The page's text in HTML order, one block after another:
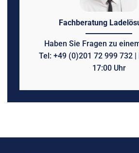
Fachberatung
Haben Sie Fragen zu
Tel: +49 (0)201 72 999 732 |
17:00 Uhr